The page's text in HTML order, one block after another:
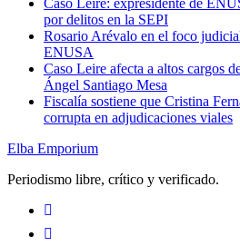
por delitos en la SEPI
Rosario Arévalo en el foco
ENUSA
Caso Leire afecta a altos cargos
Ángel Santiago Mesa
Fiscalía sostiene que Cristina
corrupta en adjudicaciones viales
Elba Emporium
Periodismo libre, crítico y verificado.